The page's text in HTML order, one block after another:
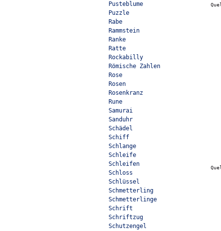
Pusteblume
Puzzle
Rabe
Rammstein
Ranke
Ratte
Rockabilly
Römische Zahlen
Rose
Rosen
Rosenkranz
Rune
Samurai
Sanduhr
Schädel
Schiff
Schlange
Schleife
Schleifen
Schloss
Schlüssel
Schmetterling
Schmetterlinge
Schrift
Schriftzug
Schutzengel